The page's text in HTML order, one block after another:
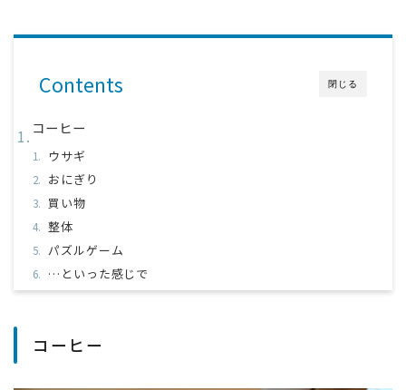
閉じる
Contents
コーヒー
ウサギ
おにぎり
買い物
整体
パズルゲーム
…といった感じで
コーヒー